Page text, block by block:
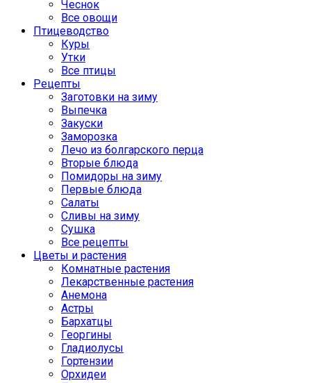
Чеснок
Все овощи
Птицеводство
Куры
Утки
Все птицы
Рецепты
Заготовки на зиму
Выпечка
Закуски
Заморозка
Лечо из болгарского перца
Вторые блюда
Помидоры на зиму
Первые блюда
Салаты
Сливы на зиму
Сушка
Все рецепты
Цветы и растения
Комнатные растения
Лекарственные растения
Анемона
Астры
Бархатцы
Георгины
Гладиолусы
Гортензии
Орхидеи